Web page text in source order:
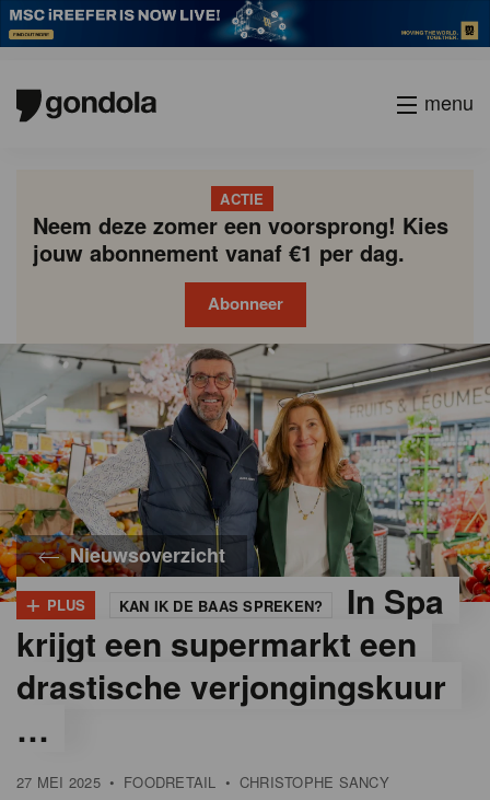
menu
ACTIE
Neem deze zomer een voorsprong! Kies
jouw abonnement vanaf €1 per dag.
Abonneer
Nieuwsoverzicht
+ PLUS KAN IK DE BAAS SPREKEN?
In Spa
krijgt een supermarkt een
drastische verjongingskuur
…
27 MEI 2025 • FOODRETAIL • CHRISTOPHE SANCY
The
Image
Factory
Gondola
Gondola